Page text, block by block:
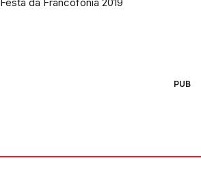
Festa da Francofonia 2019
PUB